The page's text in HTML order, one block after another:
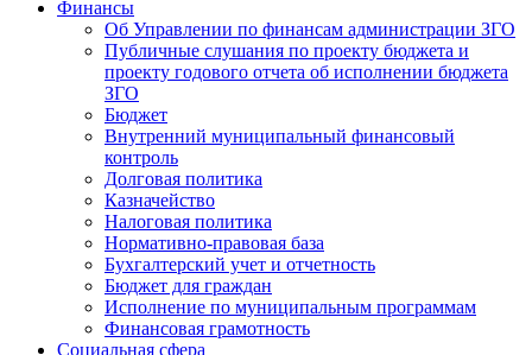
Финансы
Об Управлении по финансам администрации ЗГО
Публичные слушания по проекту бюджета и
проекту годового отчета об исполнении бюджета
ЗГО
Бюджет
Внутренний муниципальный финансовый
контроль
Долговая политика
Казначейство
Налоговая политика
Нормативно-правовая база
Бухгалтерский учет и отчетность
Бюджет для граждан
Исполнение по муниципальным программам
Финансовая грамотность
Социальная сфера